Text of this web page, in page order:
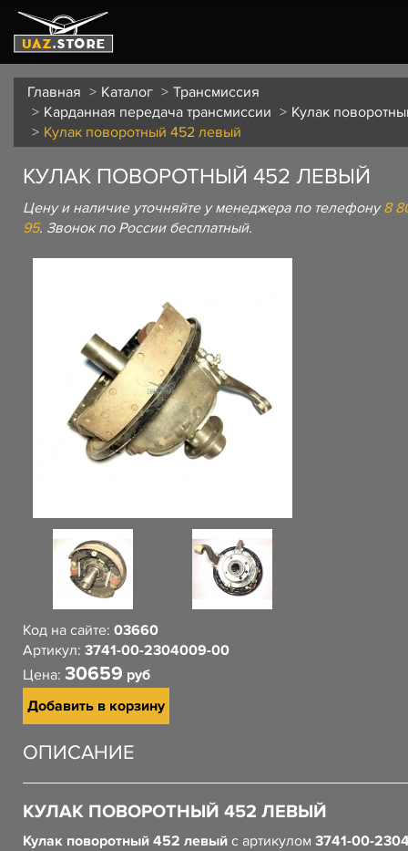
Главная Каталог
Трансмиссия
Карданная передача трансмиссии
Кулак
Кулак поворотный 452 левый
КУЛАК ПОВОРОТНЫЙ 452 ЛЕВЫЙ
Цену и наличие уточняйте у менеджера по телефону8
95. Звонок по России бесплатный.
Код на сайте: 03660
Артикул: 3741-00-2304009-00
Цена: 30659 руб
Добавить в корзину
ОПИСАНИЕ
КУЛАК ПОВОРОТНЫЙ 452 ЛЕВЫЙ
Кулак поворотный 452 левый с артикулом 3741-00-